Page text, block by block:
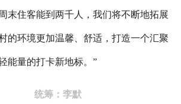
末住客能到两千人，我们将不断地拓展
的环境更加温馨、舒适，打造一个汇聚
能量的打卡新地标。”
统筹：李默